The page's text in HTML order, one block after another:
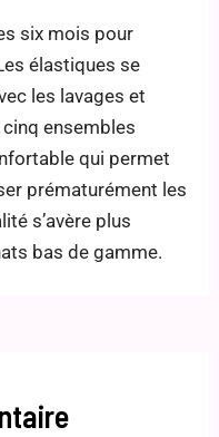
six mois pour
élastiques se
les lavages et
ensembles
qui permet
prématurément les
s’avère plus
bas de gamme.